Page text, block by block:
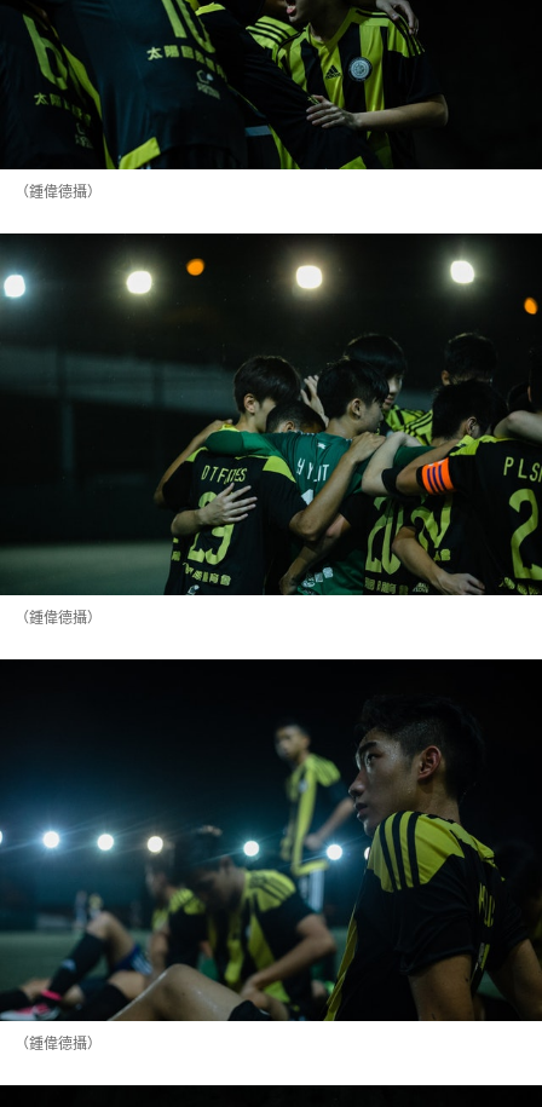
（鍾偉德攝）
（鍾偉德攝）
（鍾偉德攝）